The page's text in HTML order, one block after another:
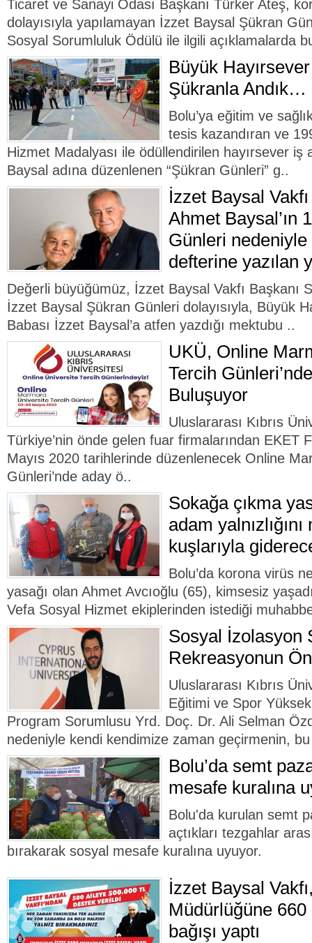
Ticaret ve Sanayi Odası Başkanı Türker Ateş,
dolayısıyla yapılamayan İzzet Baysal Şükran
Sosyal Sorumluluk Ödülü ile ilgili açıklamalarda
Büyük
Şükranla Andık…
Bolu’ya eğitim ve
tesis kazandıran ve
Hizmet Madalyası ile ödüllendirilen hayırsever iş
Baysal adına düzenlenen “Şükran Günleri” g..
İzzet Baysal
Ahmet Baysal’ın
Günleri nedeniyle
defterine yazılan
Değerli büyüğümüz, İzzet Baysal Vakfı Başkanı
İzzet Baysal Şükran Günleri dolayısıyla, Büyük
Babası İzzet Baysal’a atfen yazdığı mektubu ..
UKÜ, Online
Tercih
Buluşuyor
Uluslararası Kıbrıs
Türkiye’nin önde gelen fuar firmalarından EKET
Mayıs 2020 tarihlerinde düzenlenecek Online
Günleri’nde aday ö..
Sokağa çıkma
adam
kuşlarıyla
Bolu’da korona virüs
yasağı olan Ahmet Avcıoğlu (65), kimsesiz
Vefa Sosyal Hizmet ekiplerinden istediği
Sosyal İzolasyon
Rekreasyonun
Uluslararası Kıbrıs
Eğitimi ve Spor
Program Sorumlusu Yrd. Doç. Dr. Ali Selman
nedeniyle kendi kendimize zaman geçirmenin,
Bolu’da semt
mesafe kuralına
Bolu'da kurulan semt
açtıkları tezgahlar
bırakarak sosyal mesafe kuralına uyuyor.
İzzet Baysal
Müdürlüğüne
bağışı yaptı